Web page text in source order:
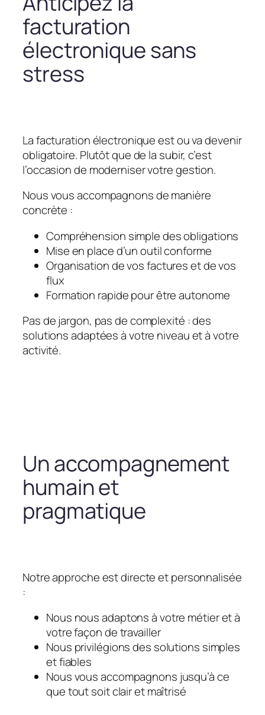
facturation
électronique sans
stress
La facturation électronique est ou va devenir
obligatoire. Plutôt que de la subir, c’est
l’occasion de moderniser votre gestion.
Nous vous accompagnons de manière
concrète :
Compréhension simple des obligations
Mise en place d’un outil conforme
Organisation de vos factures et de vos
flux
Formation rapide pour être autonome
Pas de jargon, pas de complexité : des
solutions adaptées à votre niveau et à votre
activité.
Un accompagnement
humain et
pragmatique
Notre approche est directe et personnalisée
:
Nous nous adaptons à votre métier et à
votre façon de travailler
Nous privilégions des solutions simples
et fiables
Nous vous accompagnons jusqu’à ce
que tout soit clair et maîtrisé